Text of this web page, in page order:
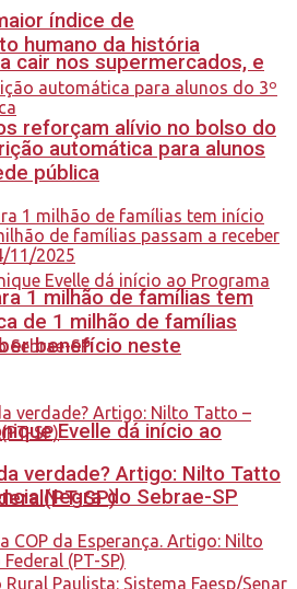
cair nos supermercados, e
reforçam alívio no bolso do
Evelle dá início ao
Negra do Sebrae-SP
índice de
humano da história
automática para alunos
pública
1 milhão de famílias tem
de 1 milhão de famílias
benefício neste
verdade? Artigo: Nilto Tatto
SP)